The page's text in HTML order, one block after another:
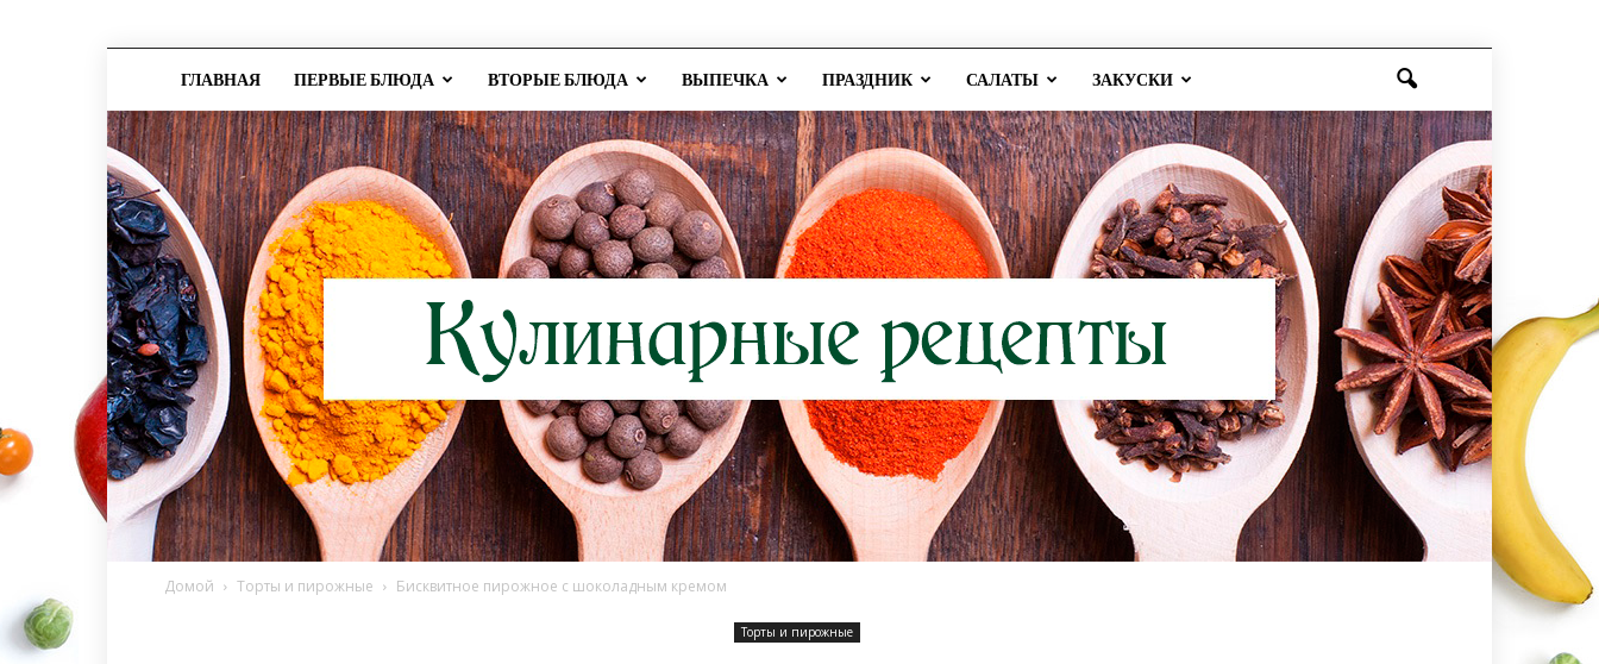
ГЛАВНАЯ ПЕРВЫЕ БЛЮДА ВТОРЫЕ БЛЮДА ВЫПЕЧКА ПРАЗДНИК САЛАТЫ ЗАКУСКИ
Домой Торты и пирожные Бисквитное пирожное с шоколадным кремом
Торты и пирожные